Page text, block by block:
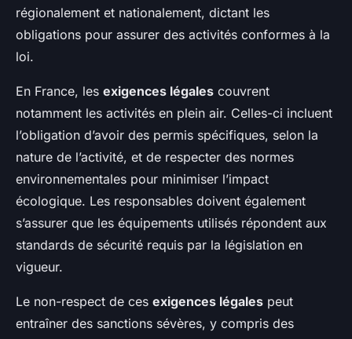
régionalement et nationalement, dictant les
obligations pour assurer des activités conformes à la
loi.
En France, les exigences légales couvrent
notamment les activités en plein air. Celles-ci incluent
l’obligation d’avoir des permis spécifiques, selon la
nature de l’activité, et de respecter des normes
environnementales pour minimiser l’impact
écologique. Les responsables doivent également
s’assurer que les équipements utilisés répondent aux
standards de sécurité requis par la législation en
vigueur.
Le non-respect de ces exigences légales peut
entraîner des sanctions sévères, y compris des